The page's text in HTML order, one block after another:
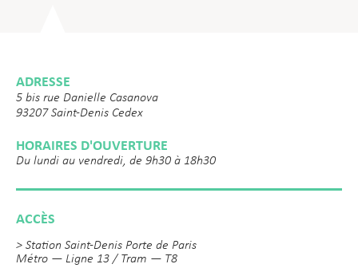
ADRESSE
5 bis rue Danielle Casanova
93207 Saint-Denis Cedex
HORAIRES D'OUVERTURE
Du lundi au vendredi, de 9h30 à 18h30
ACCÈS
> Station Saint-Denis Porte de Paris
Métro — Ligne 13 / Tram — T8